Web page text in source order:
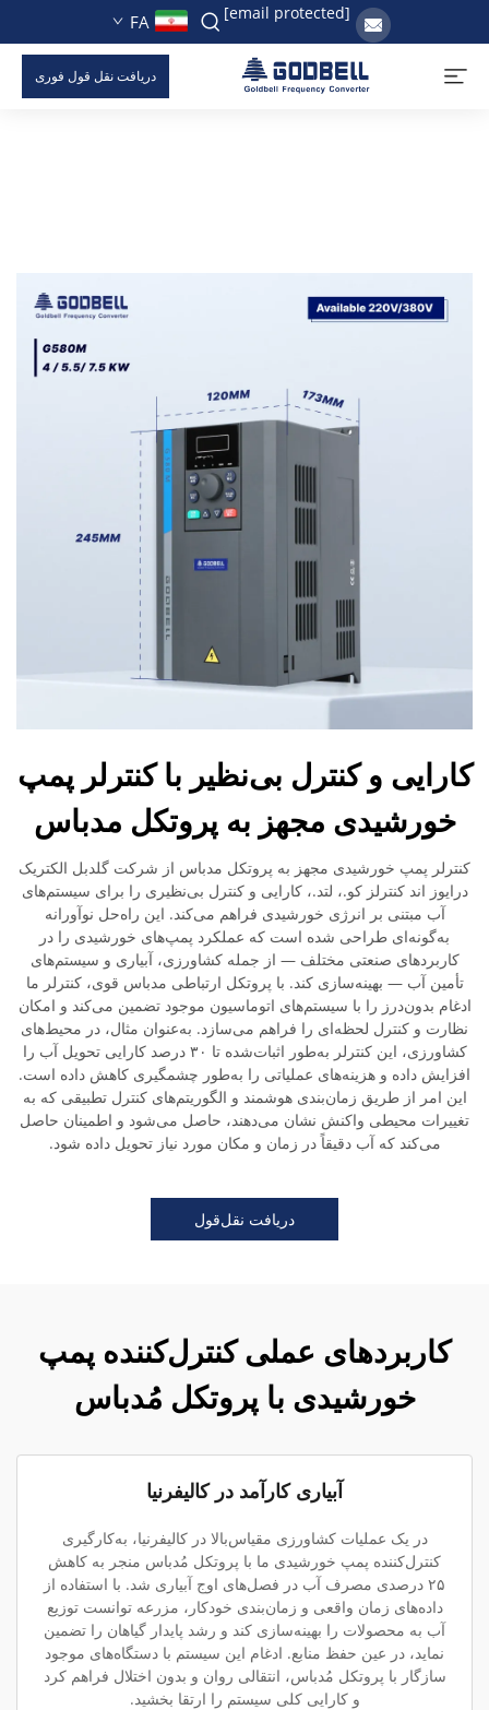
[email protected]
FA
دریافت نقل قول فوری
کارایی و کنترل بی‌نظیر با کنترلر پمپ
خورشیدی مجهز به پروتکل مدباس
کنترلر پمپ خورشیدی مجهز به پروتکل مدباس از شرکت گلدبل الکتریک
درایوز اند کنترلز کو.، لتد.، کارایی و کنترل بی‌نظیری را برای سیستم‌های
آب مبتنی بر انرژی خورشیدی فراهم می‌کند. این راه‌حل نوآورانه
به‌گونه‌ای طراحی شده است که عملکرد پمپ‌های خورشیدی را در
کاربردهای صنعتی مختلف — از جمله کشاورزی، آبیاری و سیستم‌های
تأمین آب — بهینه‌سازی کند. با پروتکل ارتباطی مدباس قوی، کنترلر ما
ادغام بدون‌درز را با سیستم‌های اتوماسیون موجود تضمین می‌کند و امکان
نظارت و کنترل لحظه‌ای را فراهم می‌سازد. به‌عنوان مثال، در محیط‌های
کشاورزی، این کنترلر به‌طور اثبات‌شده تا ۳۰ درصد کارایی تحویل آب را
افزایش داده و هزینه‌های عملیاتی را به‌طور چشمگیری کاهش داده است.
این امر از طریق زمان‌بندی هوشمند و الگوریتم‌های کنترل تطبیقی که به
تغییرات محیطی واکنش نشان می‌دهند، حاصل می‌شود و اطمینان حاصل
می‌کند که آب دقیقاً در زمان و مکان مورد نیاز تحویل داده شود.
دریافت نقل‌قول
کاربردهای عملی کنترل‌کننده پمپ
خورشیدی با پروتکل مُدباس
آبیاری کارآمد در کالیفرنیا
در یک عملیات کشاورزی مقیاس‌بالا در کالیفرنیا، به‌کارگیری
کنترل‌کننده پمپ خورشیدی ما با پروتکل مُدباس منجر به کاهش
۲۵ درصدی مصرف آب در فصل‌های اوج آبیاری شد. با استفاده از
داده‌های زمان واقعی و زمان‌بندی خودکار، مزرعه توانست توزیع
آب به محصولات را بهینه‌سازی کند و رشد پایدار گیاهان را تضمین
نماید، در عین حفظ منابع. ادغام این سیستم با دستگاه‌های موجود
سازگار با پروتکل مُدباس، انتقالی روان و بدون اختلال فراهم کرد
و کارایی کلی سیستم را ارتقا بخشید.